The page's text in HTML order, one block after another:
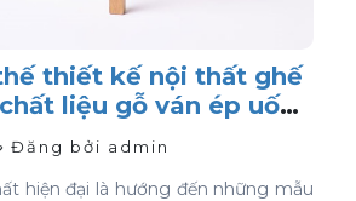
thiết kế nội thất ghế
liệu gỗ ván ép uốn
Đăng bởi admin
hiện đại là hướng đến những mẫu